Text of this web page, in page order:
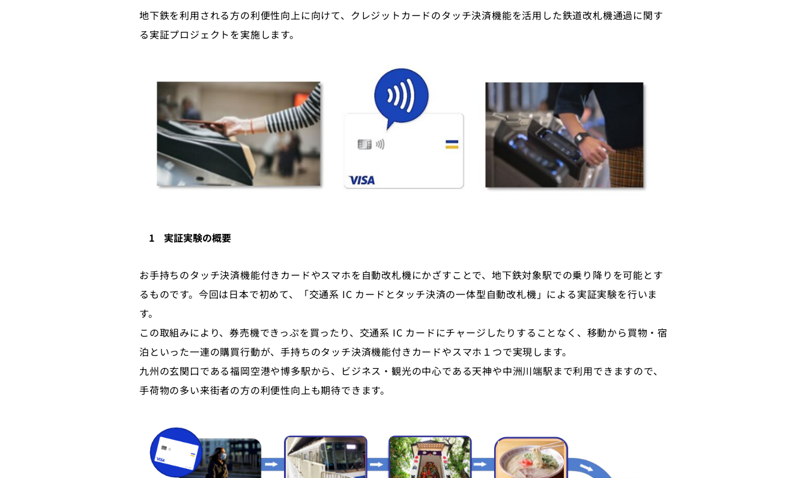
地下鉄を利用される方の利便性向上に向けて、クレジットカードのタッチ決済機能を活用した鉄道改札機通過に関す
る実証プロジェクトを実施します。
1 実証実験の概要
お手持ちのタッチ決済機能付きカードやスマホを自動改札機にかざすことで、地下鉄対象駅での乗り降りを可能とす
るものです。今回は日本で初めて、「交通系 IC カードとタッチ決済の一体型自動改札機」による実証実験を行いま
す。
この取組みにより、券売機できっぷを買ったり、交通系 IC カードにチャージしたりすることなく、移動から買物・宿
泊といった一連の購買行動が、手持ちのタッチ決済機能付きカードやスマホ１つで実現します。
九州の玄関口である福岡空港や博多駅から、ビジネス・観光の中心である天神や中洲川端駅まで利用できますので、
手荷物の多い来街者の方の利便性向上も期待できます。